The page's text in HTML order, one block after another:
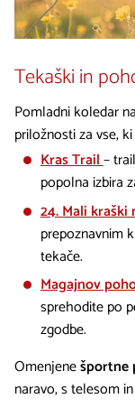
Tekaški in
Pomladni koledar
priložnosti za vse,
Kras Trail–
popolna izbira
24. Mali
prepoznavnim
tekače.
Magajnov
sprehodite po
zgodbe.
Omenjenešportne
naravo, s telesom